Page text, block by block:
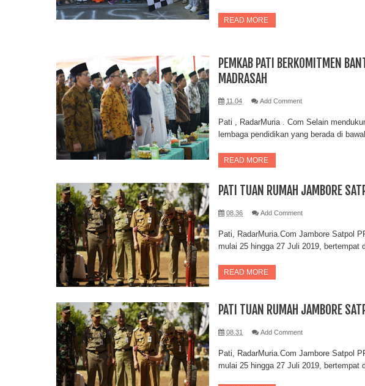
READ MORE
PEMKAB PATI BERKOMITMEN
MADRASAH
11.04 Add Comment
Pati , RadarMuria . Com Selain
lembaga pendidikan yang berada di
READ MORE
PATI TUAN RUMAH JAMBORE
08.36 Add Comment
Pati, RadarMuria.Com Jambore Satpol
mulai 25 hingga 27 Juli 2019, bertempat
READ MORE
PATI TUAN RUMAH JAMBORE
08.31 Add Comment
Pati, RadarMuria.Com Jambore Satpol
mulai 25 hingga 27 Juli 2019, bertempat